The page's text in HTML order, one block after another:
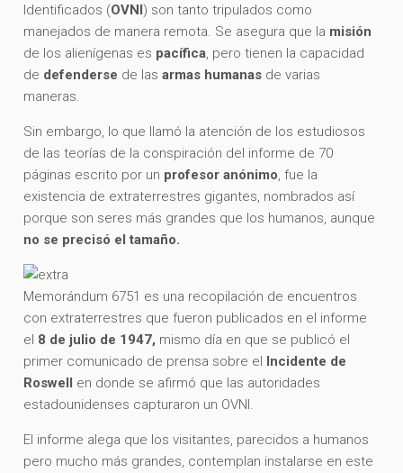
Identificados (OVNI) son tanto tripulados como
manejados de manera remota. Se asegura que la misión
de los alienígenas es pacífica, pero tienen la capacidad
de defenderse de lasarmas humanas de varias
maneras.
Sin embargo, lo que llamó la atención de los estudiosos
de las teorías de la conspiración del informe de 70
páginas escrito por un profesor anónimo, fue la
existencia de extraterrestres gigantes, nombrados así
porque son seres más grandes que los humanos, aunque
no se precisó el tamaño.
Memorándum 6751 es una recopilación de encuentros
con extraterrestres que fueron publicados en el informe
el 8 de julio de 1947, mismo día en que se publicó el
primer comunicado de prensa sobre el Incidente de
Roswell en donde se afirmó que las autoridades
estadounidenses capturaron un OVNI.
El informe alega que los visitantes, parecidos a humanos
pero mucho más grandes, contemplan instalarse en este